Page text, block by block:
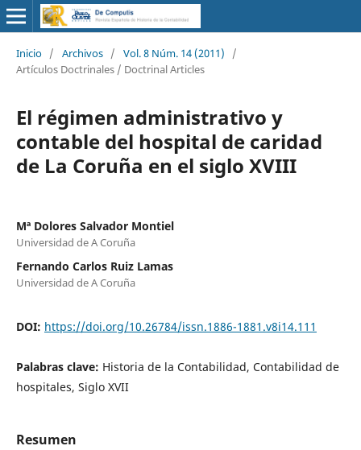
Inicio / Archivos / Vol. 8 Núm. 14 (2011)
/
Artículos Doctrinales / Doctrinal Articles
El régimen administrativo y
contable del hospital de caridad
de La Coruña en el siglo XVIII
Mª Dolores Salvador Montiel
Universidad de A Coruña
Fernando Carlos Ruiz Lamas
Universidad de A Coruña
DOI: https://doi.org/10.26784/issn.1886-1881.v8i14.111
Palabras clave: Historia de la Contabilidad, Contabilidad de
hospitales, Siglo XVII
Resumen